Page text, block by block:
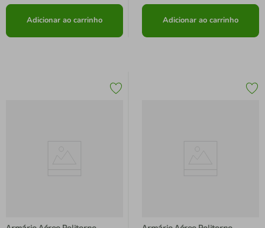
Adicionar ao carrinho Adicionar ao carrinho